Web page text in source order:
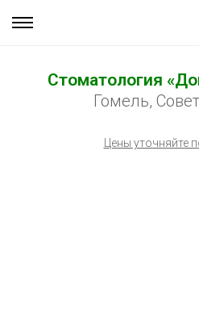
Стоматология
Гомель,
Цены уточняйте